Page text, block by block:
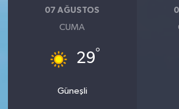
07 AĞUSTOS
CUMA
29°
Güneşli